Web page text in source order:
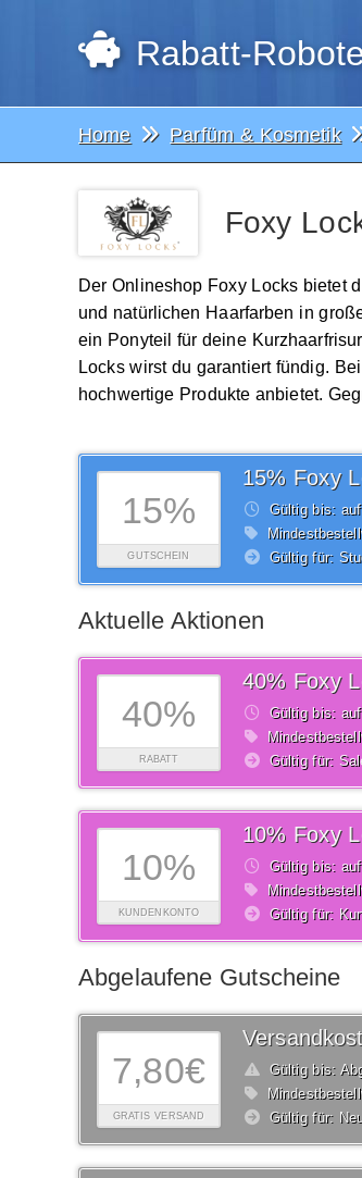
Rabatt-
Home Parfüm & Kosmetik
Foxy
Der Onlineshop Foxy Locks bietet
und natürlichen Haarfarben in
ein Ponyteil für deine
Locks wirst du garantiert fündig.
hochwertige Produkte anbietet.
15%
GUTSCHEIN
15% Foxy
Gültig bis:
Gültig für:
Aktuelle Aktionen
40%
RABATT
40% Foxy
Gültig bis:
Gültig für:
10%
KUNDENKONTO
10% Foxy
Gültig bis:
Gültig für:
Abgelaufene Gutscheine
7,80€
GRATIS VERSAND
Gültig bis:
Gültig für: